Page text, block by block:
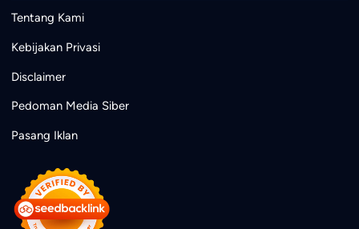
Tentang Kami
Kebijakan Privasi
Disclaimer
Pedoman Media Siber
Pasang Iklan